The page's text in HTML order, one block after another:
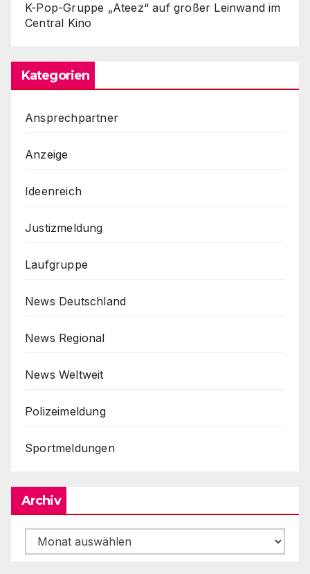
K-Pop-Gruppe „Ateez“ auf großer Leinwand im
Central Kino
Kategorien
Ansprechpartner
Anzeige
Ideenreich
Justizmeldung
Laufgruppe
News Deutschland
News Regional
News Weltweit
Polizeimeldung
Sportmeldungen
Archiv
Archiv